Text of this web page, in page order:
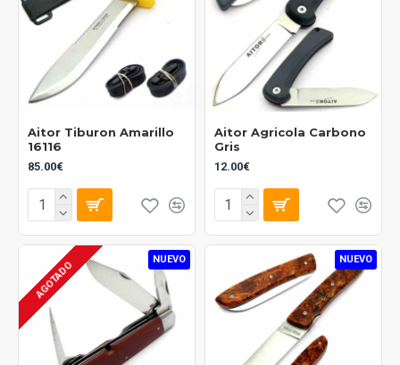
Aitor Tiburon Amarillo
16116
85.00€
Aitor Agricola Carbono
Gris
12.00€
NUEVO
AGOTADO
NUEVO